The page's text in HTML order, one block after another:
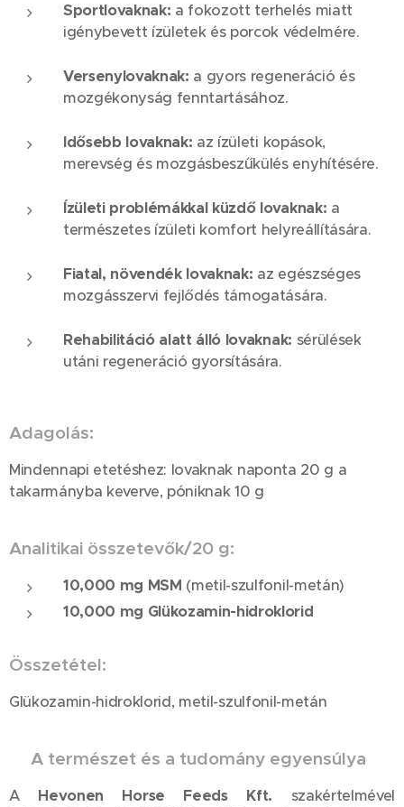
Sportlovaknak: a fokozott terhelés miatt
igénybevett ízületek és porcok védelmére.
Versenylovaknak: a gyors regeneráció és
mozgékonyság fenntartásához.
Idősebb lovaknak: az ízületi kopások,
merevség és mozgásbeszűkülés enyhítésére.
Ízületi problémákkal küzdő lovaknak: a
természetes ízületi komfort helyreállítására.
Fiatal, növendék lovaknak: az egészséges
mozgásszervi fejlődés támogatására.
Rehabilitáció alatt álló lovaknak: sérülések
utáni regeneráció gyorsítására.
Adagolás:
Mindennapi etetéshez: lovaknak naponta 20 g a
takarmányba keverve, póniknak 10 g
Analitikai összetevők/20 g:
10,000 mg MSM (metil-szulfonil-metán)
10,000 mg Glükozamin-hidroklorid
Összetétel:
Glükozamin-hidroklorid, metil-szulfonil-metán
A természet és a tudomány egyensúlya
A Hevonen Horse Feeds Kft. szakértelmével